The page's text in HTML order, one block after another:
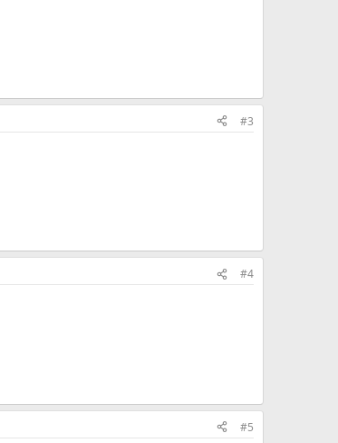
#3
#4
#5